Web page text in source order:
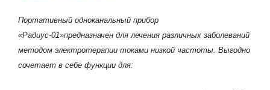
Портативный одноканальный прибор
«Радиус-01»предназначен для лечения различных заболеваний
методом электротерапии токами низкой частоты. Выгодно
сочетает в себе функции для: